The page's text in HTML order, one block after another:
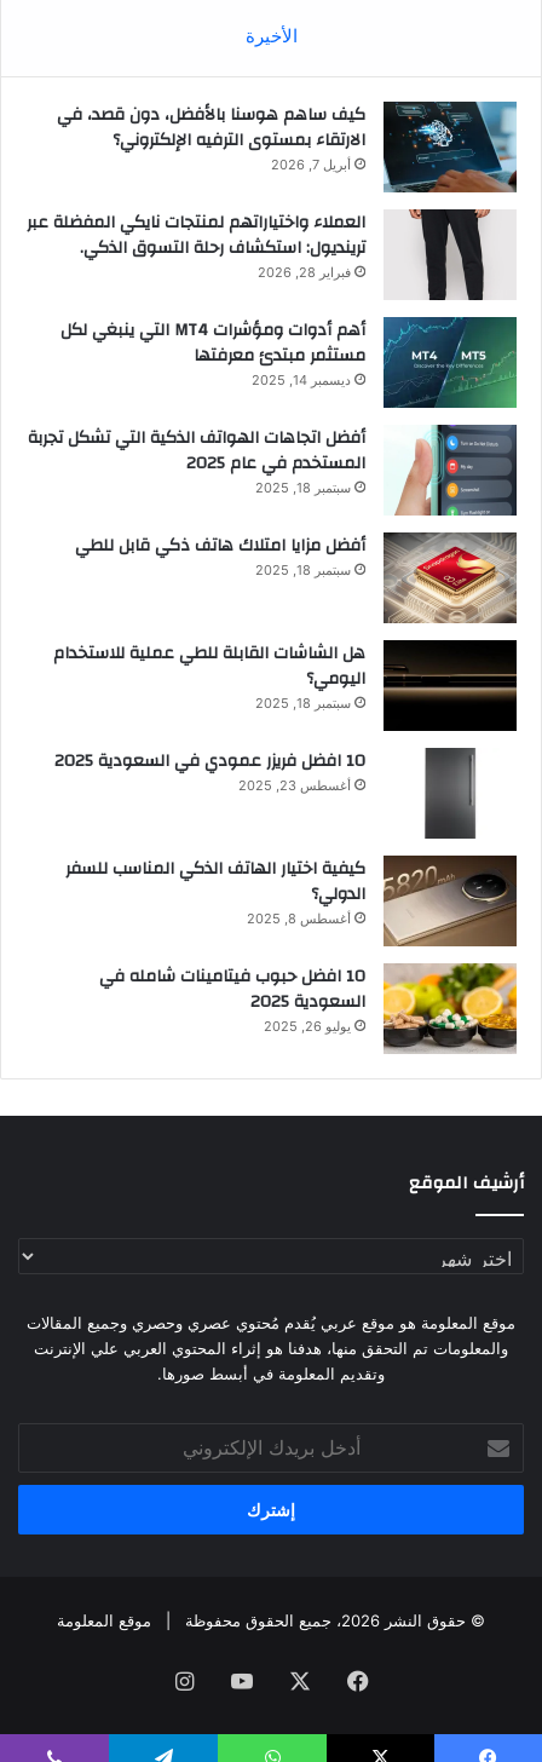
الأخيرة
كيف ساهم هوسنا بالأفضل، دون قصد، في
الارتقاء بمستوى الترفيه الإلكتروني؟
أبريل 7, 2026
العملاء واختياراتهم لمنتجات نايكي المفضلة عبر
ترينديول: استكشاف رحلة التسوق الذكي.
فبراير 28, 2026
أهم أدوات ومؤشرات MT4 التي ينبغي لكل
مستثمر مبتدئ معرفتها
ديسمبر 14, 2025
أفضل اتجاهات الهواتف الذكية التي تشكل تجربة
المستخدم في عام 2025
سبتمبر 18, 2025
أفضل مزايا امتلاك هاتف ذكي قابل للطي
سبتمبر 18, 2025
هل الشاشات القابلة للطي عملية للاستخدام
اليومي؟
سبتمبر 18, 2025
10 افضل فريزر عمودي​ في السعودية​ 2025
أغسطس 23, 2025
كيفية اختيار الهاتف الذكي المناسب للسفر
الدولي؟
أغسطس 8, 2025
10 افضل حبوب فيتامينات شامله​ في
السعودية 2025
يوليو 26, 2025
أرشيف الموقع
أرشيف
موقع المعلومة هو موقع عربي يُقدم مُحتوي عصري وحصري وجميع المقالات
والمعلومات تم التحقق منها، هدفنا هو إثراء المحتوي العربي علي الإنترنت
وتقديم المعلومة في أبسط صورها.
بريدك
الإلكتروني
© حقوق النشر 2026، جميع الحقوق محفوظة | موقع المعلومة
فيسبوك يوتيوبانستقرام